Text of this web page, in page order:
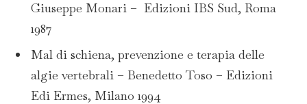
Giuseppe Monari – Edizioni IBS Sud, Roma
1987
Mal di schiena, prevenzione e terapia delle
algie vertebrali – Benedetto Toso – Edizioni
Edi Ermes, Milano 1994